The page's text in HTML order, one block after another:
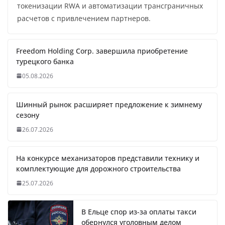
токенизации RWA и автоматизации трансграничных
расчетов с привлечением партнеров.
Freedom Holding Corp. завершила приобретение
турецкого банка
05.08.2026
Шинный рынок расширяет предложение к зимнему
сезону
26.07.2026
На конкурсе механизаторов представили технику и
комплектующие для дорожного строительства
25.07.2026
В Ельце спор из-за оплаты такси
обернулся уголовным делом